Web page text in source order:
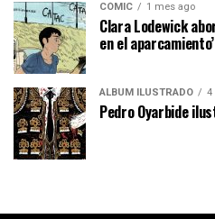
CÓMIC 1 mes ago
Clara Lodewick
en el aparcamiento’
ÁLBUM ILUSTRADO 4
Pedro Oyarbide